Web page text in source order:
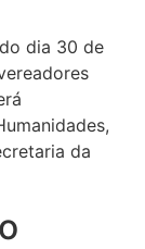
dia 30 de
da